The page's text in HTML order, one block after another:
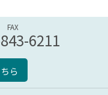
FAX
6211
ら